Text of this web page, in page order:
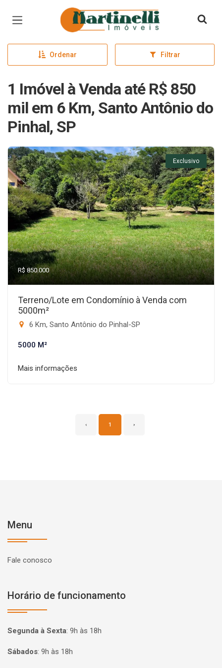
Página inicial
Ordenar Filtrar
1 Imóvel à Venda até R$ 850
mil em 6 Km, Santo Antônio do
Pinhal, SP
Exclusivo
R$ 850.000
Terreno/Lote em Condomínio à Venda com
5000m²
6 Km, Santo Antônio do Pinhal-SP
5000 M²
Mais informações
‹ 1 ›
Menu
Fale conosco
Horário de funcionamento
Segunda à Sexta: 9h às 18h
Sábados: 9h às 18h